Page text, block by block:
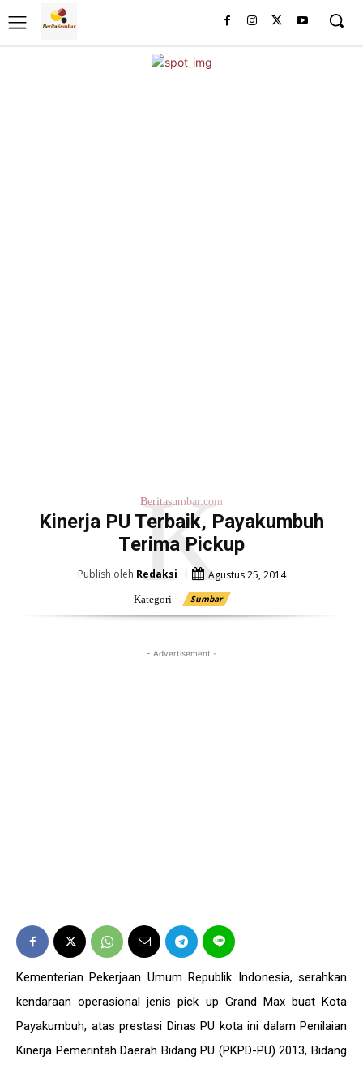
Beritasumbar.com
Kinerja PU Terbaik, Payakumbuh
Terima Pickup
K
Publish oleh Redaksi Agustus 25, 2014
Kategori - Sumbar
- Advertisement -
Kementerian Pekerjaan Umum Republik Indonesia, serahkan
kendaraan operasional jenis pick up Grand Max buat Kota
Payakumbuh, atas prestasi Dinas PU kota ini dalam Penilaian
Kinerja Pemerintah Daerah Bidang PU (PKPD-PU) 2013, Bidang